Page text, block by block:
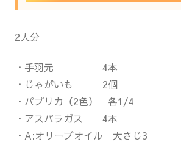
2人分
・手羽元 4本
・じゃがいも 2個
・パプリカ（2色） 各1/4
・アスパラガス 4本
・A:オリーブオイル 大さじ3